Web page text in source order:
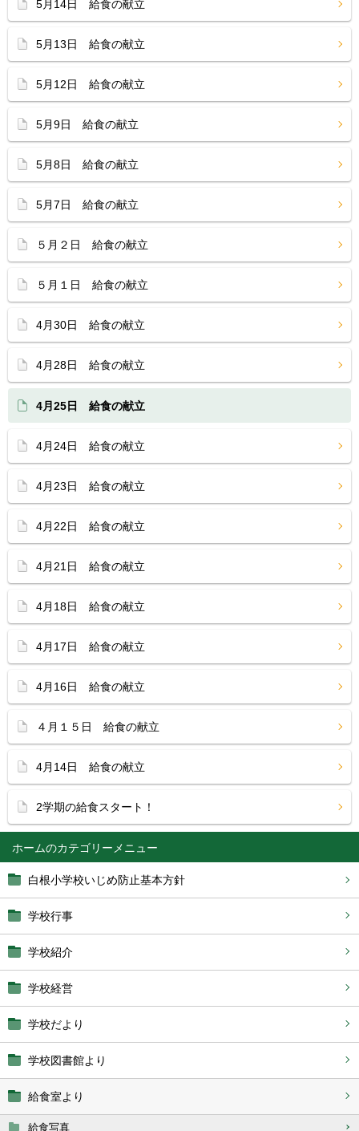
ホーム
白根小学校いじめ防止基本方針
学校行事
学校紹介
学校経営
学校だより
学校図書館より
給食室より
給食写真
5月14日 給食の献立
5月13日 給食の献立
5月12日 給食の献立
5月9日 給食の献立
5月8日 給食の献立
5月7日 給食の献立
５月２日 給食の献立
５月１日 給食の献立
4月30日 給食の献立
4月28日 給食の献立
4月25日 給食の献立
4月24日 給食の献立
4月23日 給食の献立
4月22日 給食の献立
4月21日 給食の献立
4月18日 給食の献立
4月17日 給食の献立
4月16日 給食の献立
４月１５日 給食の献立
4月14日 給食の献立
2学期の給食スタート！